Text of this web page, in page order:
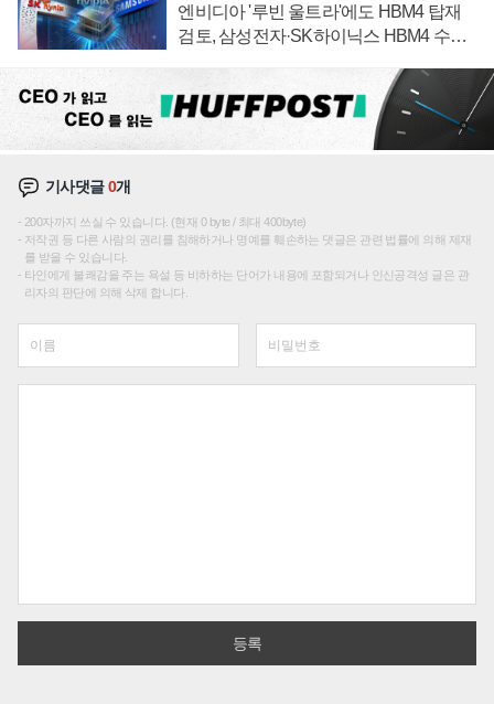
엔비디아 '루빈 울트라'에도 HBM4 탑재
검토, 삼성전자·SK하이닉스 HBM4 수율
기사댓글0개
200자까지 쓰실 수 있습니다. (현재 0 byte / 최대 400byte)
저작권 등 다른 사람의 권리를 침해하거나 명예를 훼손하는 댓글은 관련 법률에 의해 제재
를 받을 수 있습니다.
타인에게 불쾌감을 주는 욕설 등 비하하는 단어가 내용에 포함되거나 인신공격성 글은 관
리자의 판단에 의해 삭제 합니다.